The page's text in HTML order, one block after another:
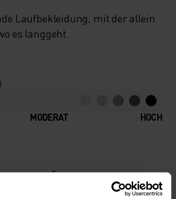
Laufbekleidung, mit der allein
es langgeht.
MODERAT HOCH
AKTIVITÄTEN
- Running